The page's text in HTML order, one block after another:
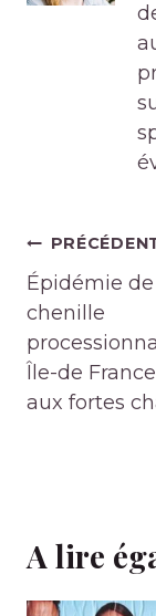
de
l’article
Épidémie de
chenille
Île-de
aux fortes
A lire